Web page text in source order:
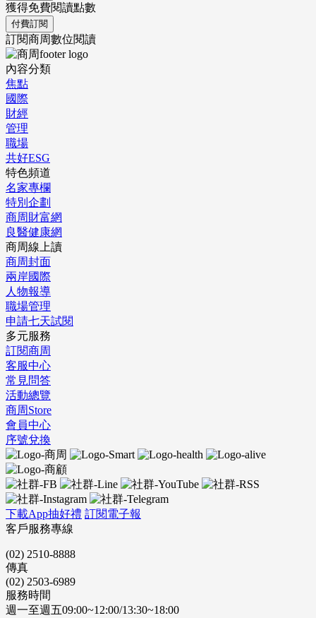
獲得免費閱讀點數
付費訂閱
訂閱商周數位閱讀
內容分類
焦點
國際
財經
管理
職場
共好ESG
特色頻道
名家專欄
特別企劃
商周財富網
良醫健康網
商周線上讀
商周封面
兩岸國際
人物報導
職場管理
申請七天試閱
多元服務
訂閱商周
客服中心
常見問答
活動總覽
商周Store
會員中心
序號兌換
下載App抽好禮 訂閱電子報
客戶服務專線
(02) 2510-8888
傳真
(02) 2503-6989
服務時間
週一至週五09:00~12:00/13:30~18:00